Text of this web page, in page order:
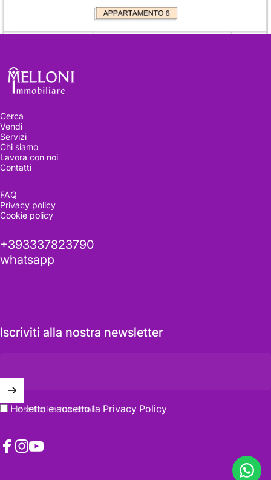
Visitala
Vederla dal vivo fa la differenza
Melloni immobiliare
Cerca
Vendi
Servizi
Chi siamo
Lavora con noi
Contatti
FAQ
Privacy policy
Cookie policy
+393337823790
whatsapp
Iscriviti alla nostra newsletter
Inserisci la tua email
Ho letto e accetto la Privacy Policy